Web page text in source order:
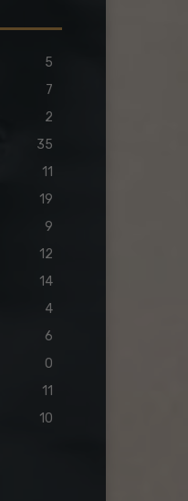
5
7
2
35
11
19
9
12
14
4
6
0
11
10